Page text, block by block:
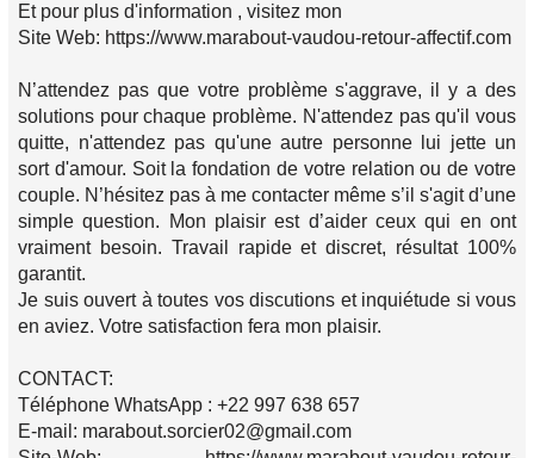
Et pour plus d'information , visitez mon
Site Web: https://www.marabout-vaudou-retour-affectif.com
N’attendez pas que votre problème s'aggrave, il y a des
solutions pour chaque problème. N'attendez pas qu'il vous
quitte, n'attendez pas qu'une autre personne lui jette un
sort d'amour. Soit la fondation de votre relation ou de votre
couple. N’hésitez pas à me contacter même s’il s'agit d’une
simple question. Mon plaisir est d’aider ceux qui en ont
vraiment besoin. Travail rapide et discret, résultat 100%
garantit.
Je suis ouvert à toutes vos discutions et inquiétude si vous
en aviez. Votre satisfaction fera mon plaisir.
CONTACT:
Téléphone WhatsApp : +22 997 638 657
E-mail: marabout.sorcier02@gmail.com